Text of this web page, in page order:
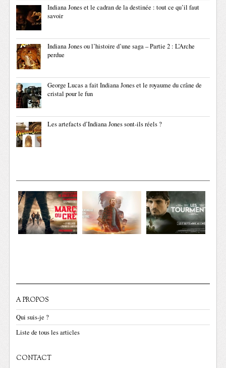
Indiana Jones et le cadran de la destinée : tout ce qu’il faut
savoir
Indiana Jones ou l’histoire d’une saga – Partie 2 : L’Arche
perdue
George Lucas a fait Indiana Jones et le royaume du crâne de
cristal pour le fun
Les artefacts d’Indiana Jones sont-ils réels ?
A PROPOS
Qui suis-je ?
Liste de tous les articles
CONTACT